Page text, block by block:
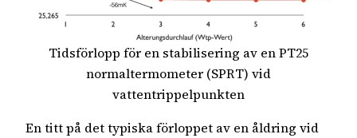
Tidsförlopp för en stabilisering av en PT25
normaltermometer (SPRT) vid
vattentrippelpunkten
En titt på det typiska förloppet av en åldring vid